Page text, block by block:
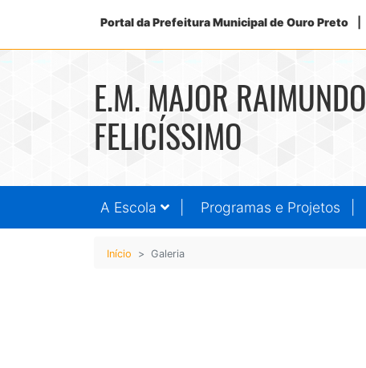
Portal da Prefeitura Municipal de Ouro Preto
E.M. MAJOR RAIMUNDO
FELICÍSSIMO
A Escola Programas e Projetos
Início Galeria